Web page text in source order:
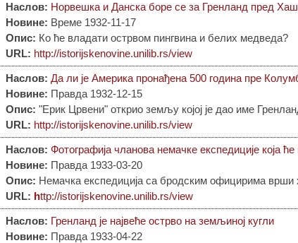
Наслов: Норвешка и Данска боре се за Гренланд пред
Новине: Време 1932-11-17
Опис: Ко ће владати острвом пингвина и белих медведа?
URL: http://istorijskenovine.unilib.rs/view
Наслов: Да ли је Америка пронађена 500 година пре
Новине: Правда 1932-12-15
Опис: "Ерик Црвени" открио земљу којој је дао име
URL: http://istorijskenovine.unilib.rs/view
Наслов: Фотографија чланова немачке експедиције која
Новине: Правда 1933-03-20
Опис: Немачка експедиција са бродским официрима
URL: http://istorijskenovine.unilib.rs/view
Наслов: Гренланд је највеће острво на земљиној кугли
Новине: Правда 1933-04-22